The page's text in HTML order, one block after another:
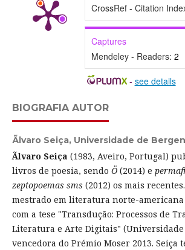
CrossRef - Citation
Captures
Mendeley - Readers: 2
- see details
BIOGRAFIA AUTOR
Ãlvaro Seiça, Universidade de Bergen
Ãlvaro Seiça (1983, Aveiro, Portugal)
livros de poesia, sendo Ö(2014) e
zeptopoemas sms (2012) os mais
mestrado em literatura norte-
com a tese "Transdução: Processos de
Literatura e Arte Digitais" (Universidade
vencedora do Prémio Moser 2013. Seiça